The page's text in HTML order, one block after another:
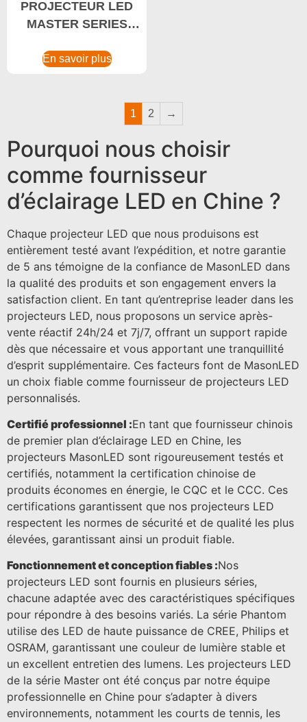
PROJECTEUR LED
MASTER SERIES
Bay économe en
En savoir plus
1 2 →
Pourquoi nous choisir
comme fournisseur
d’éclairage LED en Chine ?
Chaque projecteur LED que nous produisons est
entièrement testé avant l’expédition, et notre garantie
de 5 ans témoigne de la confiance de MasonLED dans
la qualité des produits et son engagement envers la
satisfaction client. En tant qu’entreprise leader dans les
projecteurs LED, nous proposons un service après-
vente réactif 24h/24 et 7j/7, offrant un support rapide
dès que nécessaire et vous apportant une tranquillité
d’esprit supplémentaire. Ces facteurs font de MasonLED
un choix fiable comme fournisseur de projecteurs LED
personnalisés.
Certifié professionnel :En tant que fournisseur chinois
de premier plan d’éclairage LED en Chine, les
projecteurs MasonLED sont rigoureusement testés et
certifiés, notamment la certification chinoise de
produits économes en énergie, le CQC et le CCC. Ces
certifications garantissent que nos projecteurs LED
respectent les normes de sécurité et de qualité les plus
élevées, garantissant ainsi un produit fiable.
Fonctionnement et conception fiables :Nos
projecteurs LED sont fournis en plusieurs séries,
chacune adaptée avec des caractéristiques spécifiques
pour répondre à des besoins variés. La série Phantom
utilise des LED de haute puissance de CREE, Philips et
OSRAM, garantissant une couleur de lumière stable et
un excellent entretien des lumens. Les projecteurs LED
de la série Master ont été conçus par notre équipe
professionnelle en Chine pour s’adapter à divers
environnements, notamment les courts de tennis, les